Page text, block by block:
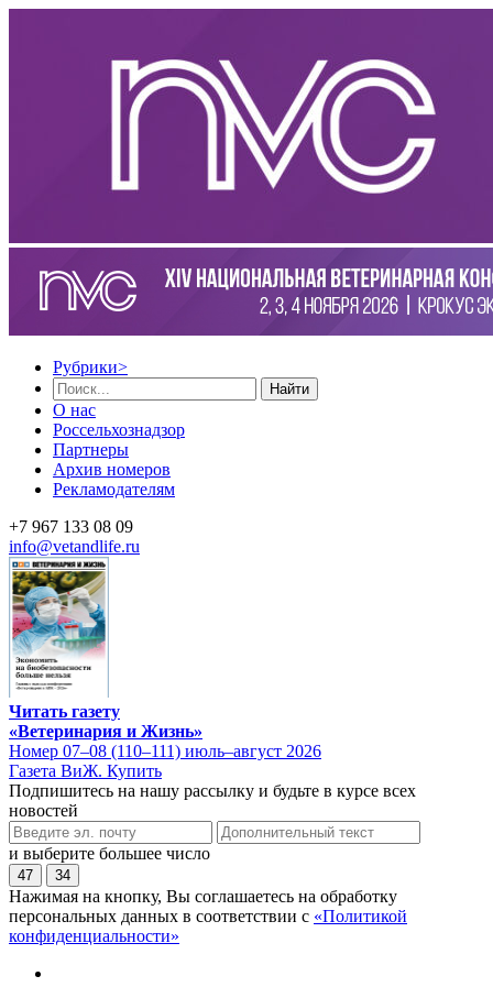
Рубрики>
Найти
О нас
Россельхознадзор
Партнеры
Архив номеров
Рекламодателям
+7 967 133 08 09
info@vetandlife.ru
Читать газету
«Ветеринария и Жизнь»
Номер 07–08 (110–111) июль–август 2026
Газета ВиЖ. Купить
Подпишитесь на нашу рассылку и будьте в курсе всех
новостей
и выберите большее число
47 34
Нажимая на кнопку, Вы соглашаетесь на обработку
персональных данных в соответствии с «Политикой
конфиденциальности»